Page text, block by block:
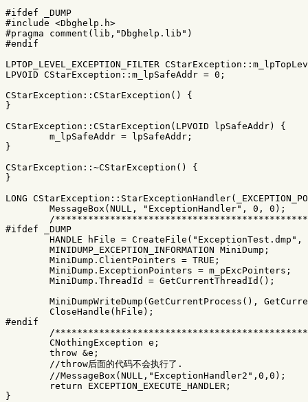
#ifdef _DUMP
#include <Dbghelp.h>
#pragma comment(lib,"Dbghelp.lib")
LPTOP_LEVEL_EXCEPTION_FILTER CStarException ::
LPVOID CStarException :: m_lpSafeAddr = 0 ;
CStarException :: CStarException ()
{
}
CStarException :: CStarException ( LPVOID lpSafeAddr)
{
m_lpSafeAddr = lpSafeAddr ;
}
CStarException ::~CStarException ()
{
}
LONG CStarException :: StarExceptionHandler(
MessageBox ( NULL , "ExceptionHandler" , 0 , 0 );
/
HANDLE
hFile = CreateFile ( "ExceptionTest.dmp" ,
MINIDUMP_EXCEPTION_INFORMATION MiniDump ;
MiniDump . ClientPointers = TRUE ;
MiniDump . ExceptionPointers = m_pExcPointers ;
MiniDump . ThreadId = GetCurrentThreadId ();
MiniDumpWriteDump ( GetCurrentProcess (),
CloseHandle ( hFile );
/
CNothingException e ;
throw &e ;
//throw后面的代码不会执行了.
//MessageBox(NULL,"ExceptionHandler2",0,0);
return
EXCEPTION_EXECUTE_HANDLER ;
}